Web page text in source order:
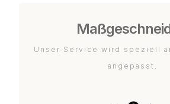
Unser Service wird speziell
angepasst.